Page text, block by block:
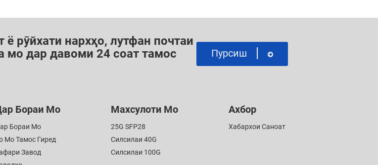
рӯйхати нархҳо, лутфан почтаи
мо дар давоми 24 соат тамос
Пурсиш
Бораи Мо
Бораи Мо
Мо Тамос Гиред
Завод
Махсулоти Мо
25G SFP28
Силсилаи 40G
Силсилаи 100G
Ахбор
Хабархои Саноат